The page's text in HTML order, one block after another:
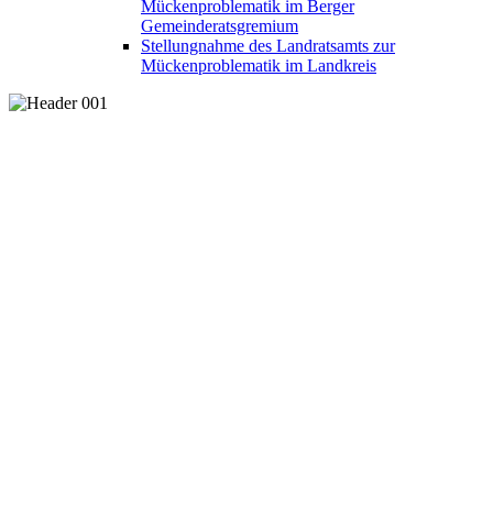
Mückenproblematik im Berger
Gemeinderatsgremium
Stellungnahme des Landratsamts zur
Mückenproblematik im Landkreis